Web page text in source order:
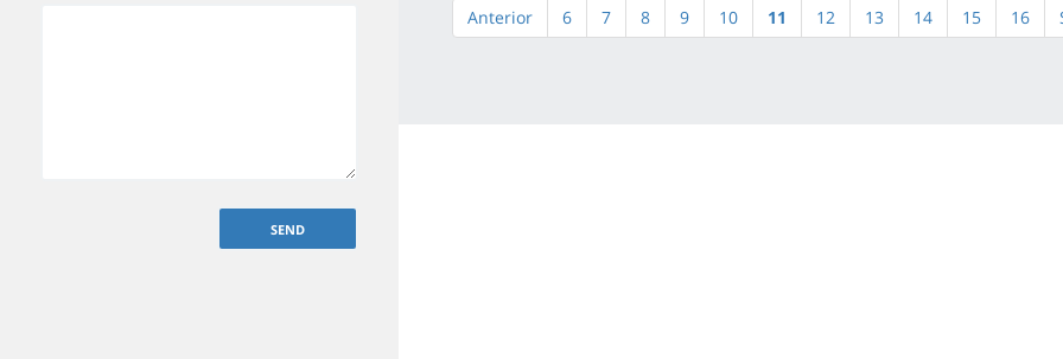
Anterior 6 7 8 9 10 11 12 13 14 15 16